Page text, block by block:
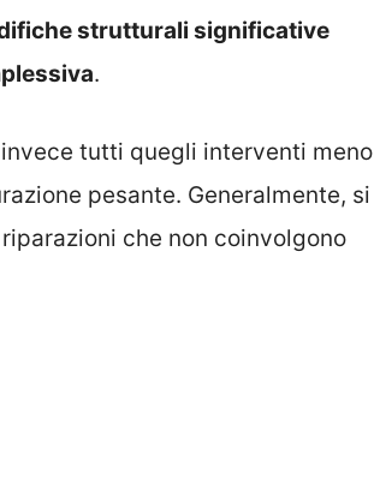
strutturali significative
.
invece tutti quegli interventi meno
pesante. Generalmente, si
che non coinvolgono